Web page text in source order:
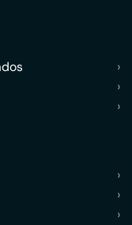
›
›
›
›
›
›